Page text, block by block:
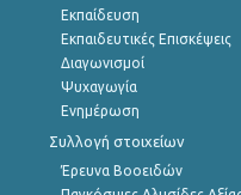
Εκπαίδευση
Εκπαιδευτικές Επισκέψεις
Διαγωνισμοί
Ψυχαγωγία
Ενημέρωση
Συλλογή στοιχείων
Έρευνα Βοοειδών